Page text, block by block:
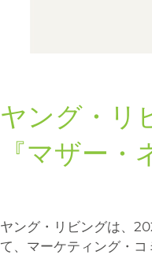
ヤング・リ
『マザー
ヤング・リビングは、
て、マーケティング・コ